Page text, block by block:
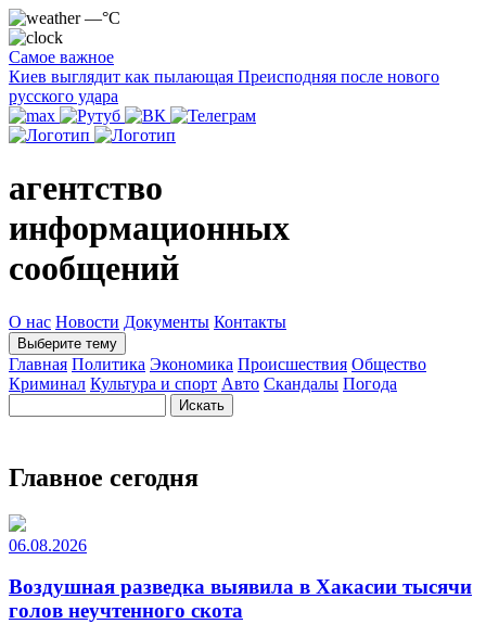
—°C
Самое важное
Киев выглядит как пылающая Преисподняя после нового
русского удара
агентство
информационных
сообщений
О нас Новости Документы Контакты
Выберите тему
Главная Политика Экономика Происшествия Общество
Криминал Культура и спорт Авто Скандалы Погода
Главное сегодня
06.08.2026
Воздушная разведка выявила в Хакасии тысячи
голов неучтенного скота